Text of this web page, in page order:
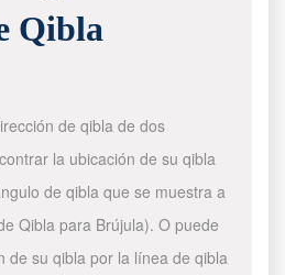
Qibla
de qibla de dos
la ubicación de su qibla
de qibla que se muestra a
Qibla para Brújula). O puede
de su qibla por la línea de qibla